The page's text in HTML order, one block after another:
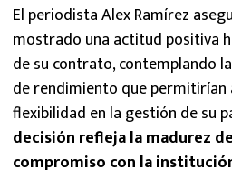
El periodista Alex Ramírez
mostrado una actitud positiva
de su contrato, contemplando
de rendimiento que
flexibilidad en la gestión de su
decisión refleja la madurez
compromiso con la